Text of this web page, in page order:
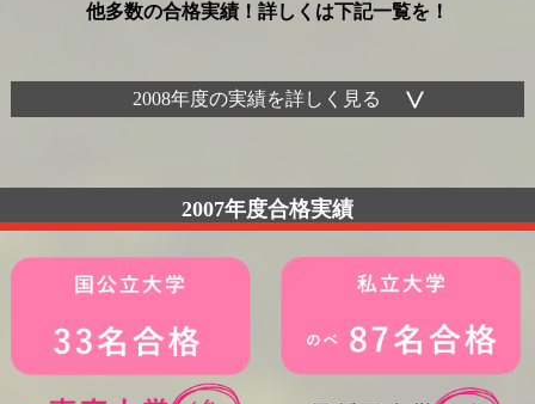
他多数の合格実績！詳しくは下記一覧を！
2008年度の実績を詳しく見る
2007年度合格実績